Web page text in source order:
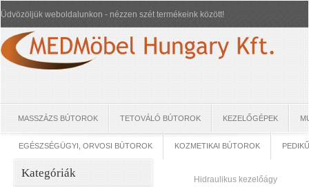
Üdvözöljük weboldalunkon - nézzen szét termékeink között!
MASSZÁZS BÚTOROK TETOVÁLÓ BÚTOROK KEZELŐGÉPEK
EGÉSZSÉGÜGYI, ORVOSI BÚTOROK KOZMETIKAI BÚTOROK
Kategóriák Hidraulikus kezelőágy